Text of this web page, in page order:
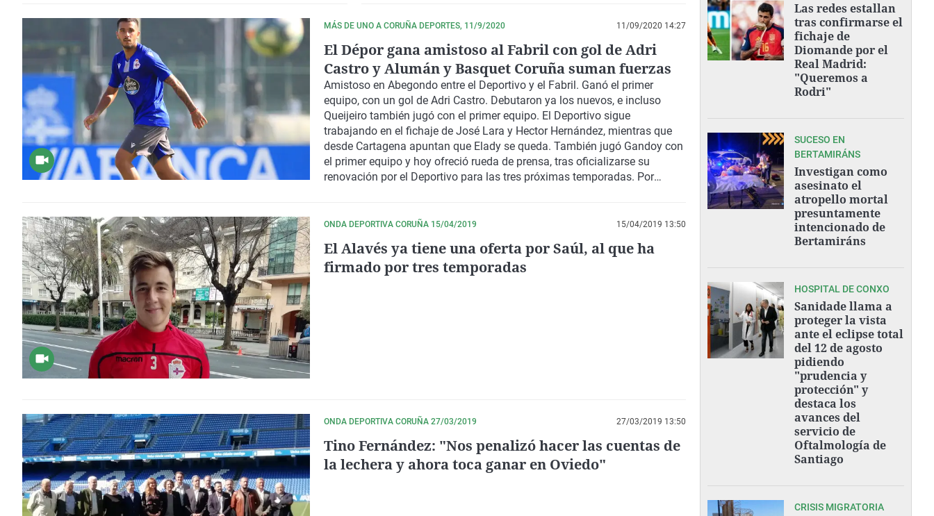
MÁS DE UNO A CORUÑA DEPORTES, 11/9/2020 11/09/2020 14:27
El Dépor gana amistoso al Fabril con gol de Adri
Castro y Alumán y Basquet Coruña suman fuerzas
Amistoso en Abegondo entre el Deportivo y el Fabril. Ganó el primer
equipo, con un gol de Adri Castro. Debutaron ya los nuevos, e incluso
Queijeiro también jugó con el primer equipo. El Deportivo sigue
trabajando en el fichaje de José Lara y Hector Hernández, mientras que
desde Cartagena apuntan que Elady se queda. También jugó Gandoy con
el primer equipo y hoy ofreció rueda de prensa, tras oficializarse su
renovación por el Deportivo para las tres próximas temporadas. Por
Delegado. Su puesto en la Federación Gallega de Fútbol lo ocupará
por Leyma Basquet Coruña y Alumán. Por cierto, el presidente del Leyma,
Roberto Cibeira, dijo no conocer directamente el plan de la Federación
ONDA DEPORTIVA CORUÑA 15/04/2019 15/04/2019 13:50
El Alavés ya tiene una oferta por Saúl, al que ha
firmado por tres temporadas
ONDA DEPORTIVA CORUÑA 27/03/2019 27/03/2019 13:50
Tino Fernández: "Nos penalizó hacer las cuentas de
la lechera y ahora toca ganar en Oviedo"
Las redes estallan
tras confirmarse el
fichaje de
Diomande por el
Real Madrid:
"Queremos a
Rodri"
SUCESO EN
BERTAMIRÁNS
Investigan como
asesinato el
atropello mortal
presuntamente
intencionado de
Bertamiráns
HOSPITAL DE CONXO
Sanidade llama a
proteger la vista
ante el eclipse total
del 12 de agosto
pidiendo
"prudencia y
protección" y
destaca los
avances del
servicio de
Oftalmología de
Santiago
CRISIS MIGRATORIA